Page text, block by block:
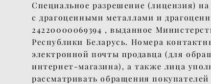
Специальное разрешение (лицензия) на
с драгоценными металлами и
24220000069394 , выданное
Республики Беларусь. Номера
электронной почты продавца (для
интернет-магазина), а также лица
рассматривать обращения